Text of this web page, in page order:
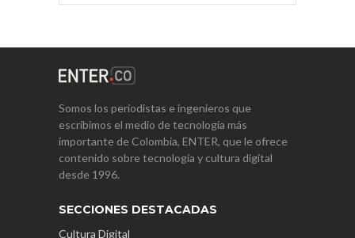
Somos los periodistas e ingenieros que
escribimos el medio de tecnología más
importante de Colombia, ENTER, que le ofrece
contenido sobre tecnología y cultura digital
desde 1996.
SECCIONES DESTACADAS
Cultura Digital